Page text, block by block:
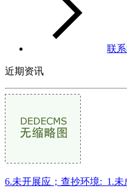
联
近期资讯
6.未开展应；查抄环境:_1.